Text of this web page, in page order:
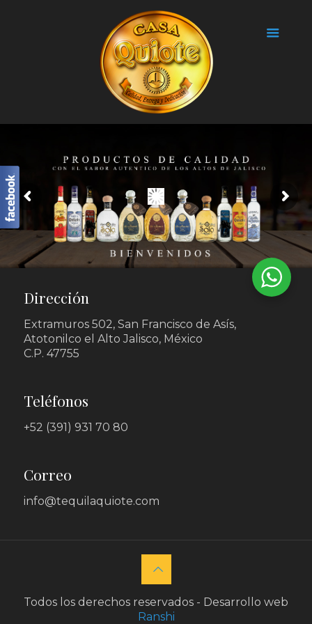
Dirección
Extramuros 502, San Francisco de Asís,
Atotonilco el Alto Jalisco, México
C.P. 47755
Teléfonos
+52 (391) 931 70 80
Correo
info@tequilaquiote.com
Todos los derechos reservados - Desarrollo web
Ranshi